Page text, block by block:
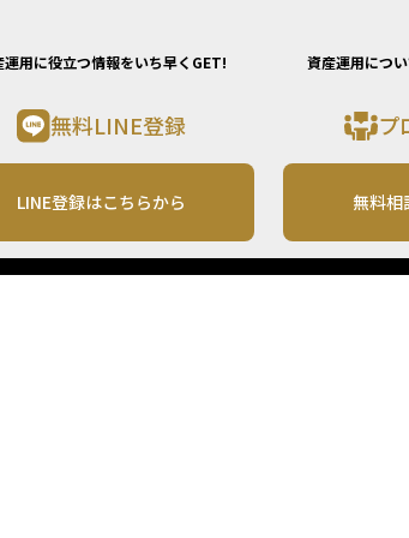
運用に役立つ情報をいち早くGET!
無料LINE登録
LINE登録はこちらから
資産運用につ
プ
無料相